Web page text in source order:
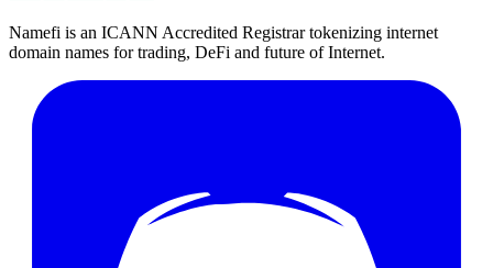
Namefi is an ICANN Accredited Registrar tokenizing internet
domain names for trading, DeFi and future of Internet.